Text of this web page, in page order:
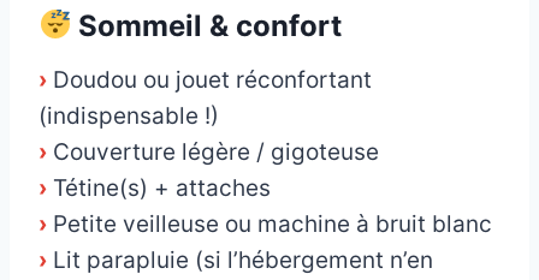
Sommeil & confort
› Doudou ou jouet réconfortant
(indispensable !)
› Couverture légère / gigoteuse
› Tétine(s) + attaches
› Petite veilleuse ou machine à bruit blanc
› Lit parapluie (si l’hébergement n’en